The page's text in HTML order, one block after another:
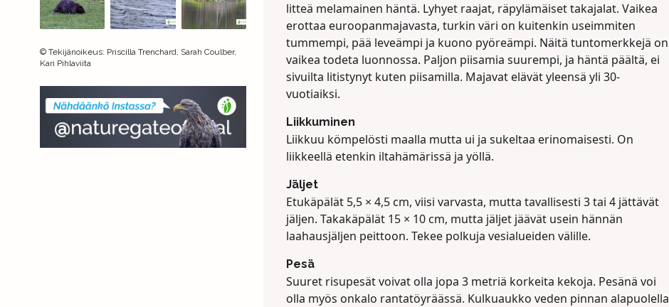
© Tekijänoikeus: Priscilla Trenchard, Sarah Coulber,
Kari Pihlaviita
litteä melamainen häntä. Lyhyet raajat, räpylämäiset takajalat. Vaikea
erottaa euroopanmajavasta, turkin väri on kuitenkin useimmiten
tummempi, pää leveämpi ja kuono pyöreämpi. Näitä tuntomerkkejä on
vaikea todeta luonnossa. Paljon piisamia suurempi, ja häntä päältä, ei
sivuilta litistynyt kuten piisamilla. Majavat elävät yleensä yli 30-
vuotiaiksi.
Liikkuminen
Liikkuu kömpelösti maalla mutta ui ja sukeltaa erinomaisesti. On
liikkeellä etenkin iltahämärissä ja yöllä.
Jäljet
Etukäpälät 5,5 × 4,5 cm, viisi varvasta, mutta tavallisesti 3 tai 4 jättävät
jäljen. Takakäpälät 15 × 10 cm, mutta jäljet jäävät usein hännän
laahausjäljen peittoon. Tekee polkuja vesialueiden välille.
Pesä
Suuret risupesät voivat olla jopa 3 metriä korkeita kekoja. Pesänä voi
olla myös onkalo rantatöyräässä. Kulkuaukko veden pinnan alapuolella